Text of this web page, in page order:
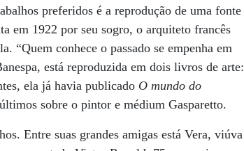
preferidos é a reprodução de uma fonte
em 1922 por seu sogro, o arquiteto francês
“Quem conhece o passado se empenha em
está reproduzida em dois livros de arte:
ela já havia publicado O mundo do
sobre o pintor e médium Gasparetto.
Entre suas grandes amigas está Vera, viúva